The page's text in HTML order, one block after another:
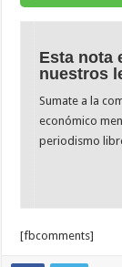
Esta nota
nuestros
Sumate a la
económico
periodismo
[fbcomments]